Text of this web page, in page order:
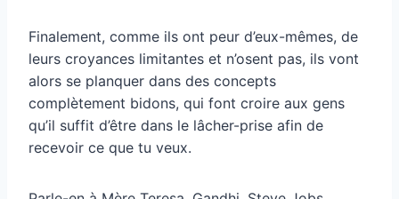
Finalement, comme ils ont peur d’eux-mêmes, de
leurs croyances limitantes et n’osent pas, ils vont
alors se planquer dans des concepts
complètement bidons, qui font croire aux gens
qu’il suffit d’être dans le lâcher-prise afin de
recevoir ce que tu veux.